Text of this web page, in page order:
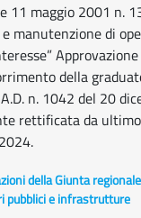
11 maggio 2001 n.
e manutenzione di
della
n. 1042 del 20
rettificata da ultimo
della Giunta regionale
pubblici e infrastrutture